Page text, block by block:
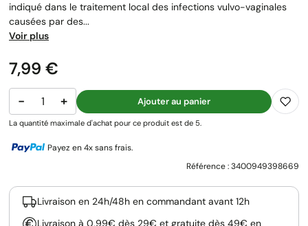
indiqué dans le traitement local des infections vulvo-vaginales
causées par des...
Voir plus
Prix
7,99 €
− + Ajouter au panier
La quantité maximale d'achat pour ce produit est de 5.
Payez en 4x sans frais.
Référence :3400949398669
Livraison en 24h/48h en commandant avant 12h
Livraison à 0,99€ dès 29€ et gratuite dès 49€ en